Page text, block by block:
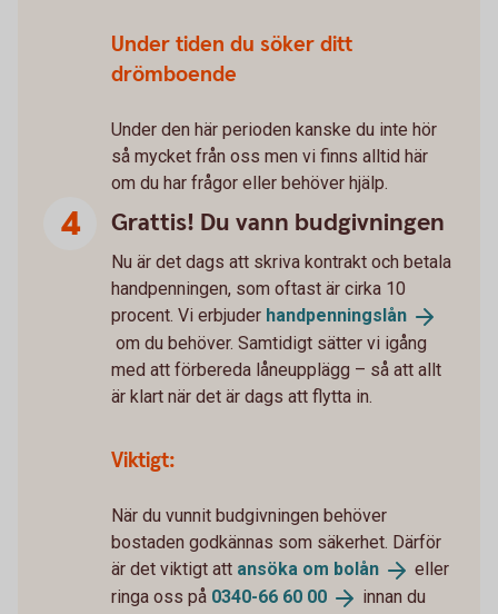
Under tiden du söker ditt
drömboende
Under den här perioden kanske du inte hör
så mycket från oss men vi finns alltid här
om du har frågor eller behöver hjälp.
Grattis! Du vann budgivningen
Nu är det dags att skriva kontrakt och betala
handpenningen, som oftast är cirka 10
procent. Vi erbjuder handpenningslån
om du behöver. Samtidigt sätter vi igång
med att förbereda låneupplägg – så att allt
är klart när det är dags att flytta in.
Viktigt:
När du vunnit budgivningen behöver
bostaden godkännas som säkerhet. Därför
är det viktigt att ansöka om bolån
eller
ringa oss på 0340-66 60 00
innan du